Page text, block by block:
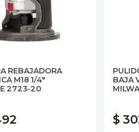
REBAJADORA
M18 1/4"
2723-20
BAJA
$